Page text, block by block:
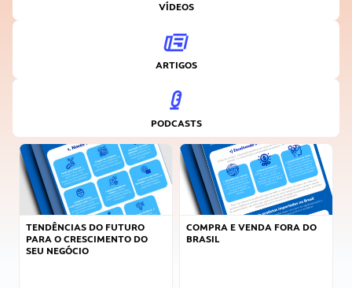
VÍDEOS
ARTIGOS
PODCASTS
TENDÊNCIAS DO FUTURO
PARA O CRESCIMENTO DO
SEU NEGÓCIO
COMPRA E VENDA FORA DO
BRASIL